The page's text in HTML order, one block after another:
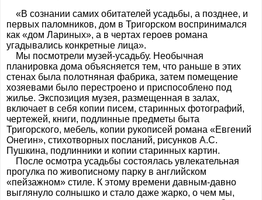
«В сознании самих обитателей усадьбы, а позднее, и
первых паломников, дом в Тригорском воспринимался
как «дом Лариных», а в чертах героев романа
угадывались конкретные лица».
Мы посмотрели музей-усадьбу. Необычная
планировка дома объясняется тем, что раньше в этих
стенах была полотняная фабрика, затем помещение
хозяевами было перестроено и приспособлено под
жилье. Экспозиция музея, размещенная в залах,
включает в себя копии писем, старинных фотографий,
чертежей, книги, подлинные предметы быта
Тригорского, мебель, копии рукописей романа «Евгений
Онегин», стихотворных посланий, рисунков А.С.
Пушкина, подлинники и копии старинных картин.
После осмотра усадьбы состоялась увлекательная
прогулка по живописному парку в английском
«пейзажном» стиле. К этому времени давным-давно
выглянуло солнышко и стало даже жарко, о чем мы,